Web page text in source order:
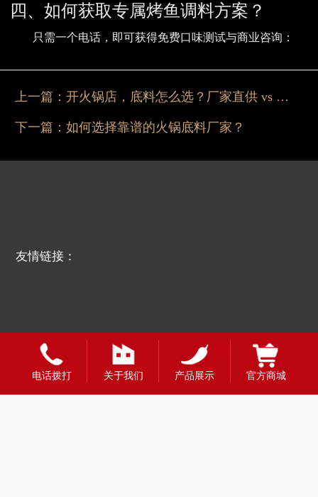
四、如何获取专属烤鱼调料方案？
只需一个电话，即可获得免费口味测试与商业咨询：
上一篇： 开火锅店，底料怎么选？厂家直供 vs 市场采购全对比
下一篇： 如何选择靠谱的火锅底料厂家？
友情链接：
电话拨打 关于我们 产品展示 官方商城